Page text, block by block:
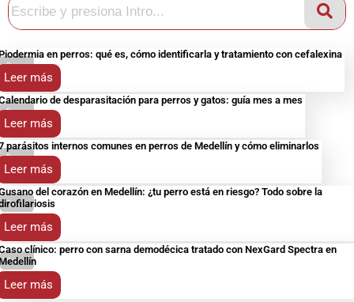
Perros
en perros: qué es, cómo identificarla y tratamiento con cefalexina
Leer más
Perros
de desparasitación para perros y gatos: guía mes a mes
Leer más
Perros
parásitos internos comunes en perros de Medellín y cómo eliminarlos
Leer más
Perros
del corazón en Medellín: ¿tu perro está en riesgo? Todo sobre la
Leer más
Perros
clínico: perro con sarna demodécica tratado con NexGard Spectra en
Leer más